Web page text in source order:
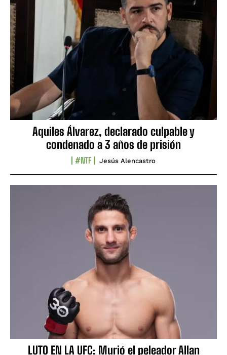
Aquiles Álvarez, declarado culpable y
condenado a 3 años de prisión
#NTF Jesús Alencastro
LUTO EN LA UFC: Murió el peleador Allan